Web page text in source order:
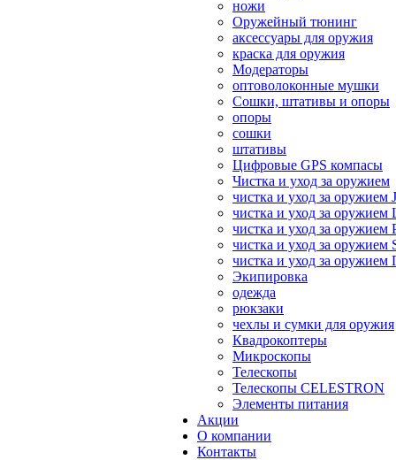
ножи
Оружейный тюнинг
аксессуары для оружия
краска для оружия
Модераторы
оптоволоконные мушки
Сошки, штативы и опоры
опоры
сошки
штативы
Цифровые GPS компасы
Чистка и уход за оружием
чистка и уход за оружием
чистка и уход за оружием
чистка и уход за оружием
чистка и уход за оружием
чистка и уход за
Экипировка
одежда
рюкзаки
чехлы и сумки для оружия
Квадрокоптеры
Микроскопы
Телескопы
Телескопы CELESTRON
Элементы питания
Акции
О компании
Контакты